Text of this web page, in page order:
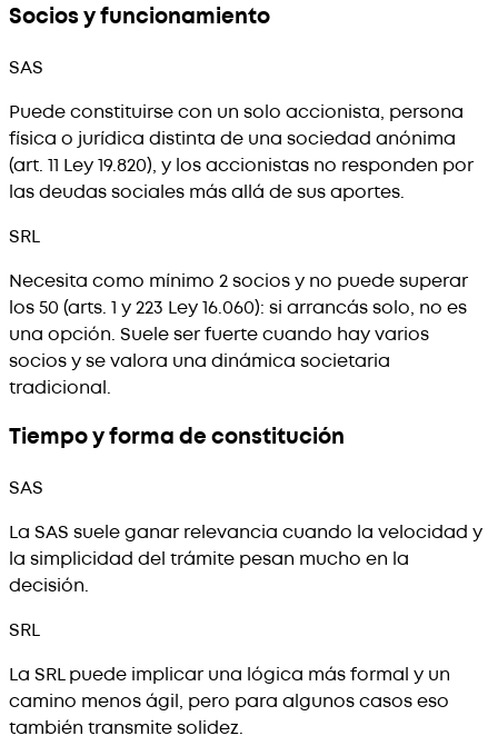
Socios y funcionamiento
SAS
Puede constituirse con un solo accionista, persona
física o jurídica distinta de una sociedad anónima
(art. 11 Ley 19.820), y los accionistas no responden por
las deudas sociales más allá de sus aportes.
SRL
Necesita como mínimo 2 socios y no puede superar
los 50 (arts. 1 y 223 Ley 16.060): si arrancás solo, no es
una opción. Suele ser fuerte cuando hay varios
socios y se valora una dinámica societaria
tradicional.
Tiempo y forma de constitución
SAS
La SAS suele ganar relevancia cuando la velocidad y
la simplicidad del trámite pesan mucho en la
decisión.
SRL
La SRL puede implicar una lógica más formal y un
camino menos ágil, pero para algunos casos eso
también transmite solidez.